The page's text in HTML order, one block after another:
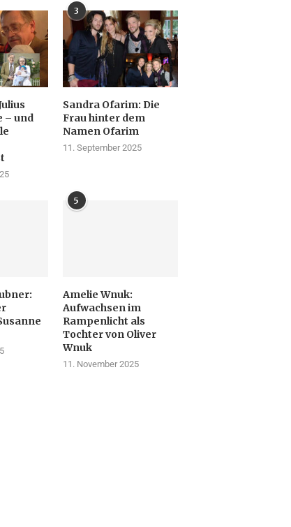
– und
3
Sandra Ofarim: Die
Frau hinter dem
Namen Ofarim
11. September 2025
5
Amelie Wnuk:
Aufwachsen im
Rampenlicht als
Tochter von Oliver
Wnuk
11. November 2025